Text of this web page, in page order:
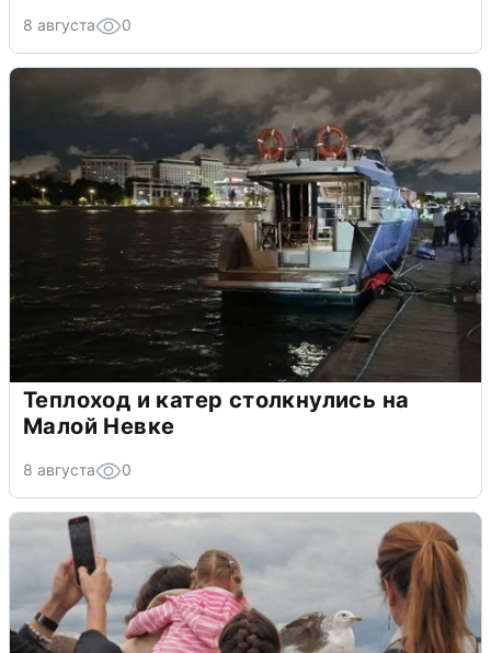
8 августа 0
Теплоход и катер столкнулись на
Малой Невке
8 августа 0